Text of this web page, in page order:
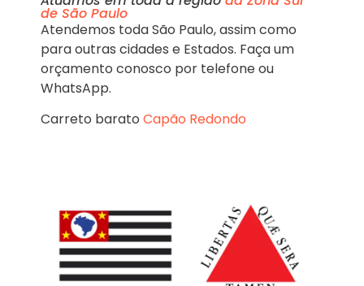
de São Paulo
Atendemos toda São Paulo, assim como
para outras cidades e Estados. Faça um
orçamento conosco por telefone ou
WhatsApp.
Carreto barato Capão Redondo